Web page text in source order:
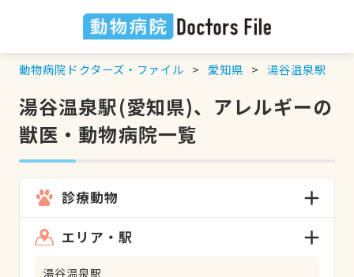
動物病院ドクターズ・ファイル 愛知県 湯谷温泉駅
湯谷温泉駅(愛知県)、アレルギーの
獣医・動物病院一覧
診療動物
エリア・駅
湯谷温泉駅